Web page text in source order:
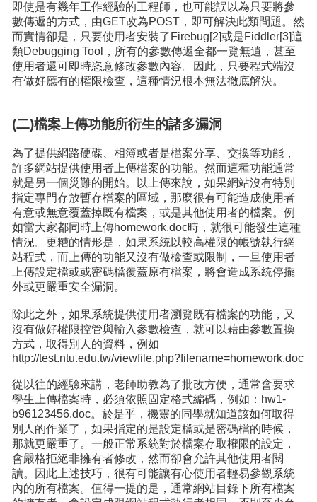
即使是有幾年工作經驗的工程師，也可能誤以為只要將參
數傳遞的方式，由GET改為POST，即可解決此類問題。然
而實情卻是，只要使用者安裝了Firebug[2]或是Fiddler[3]這
類Debugging Tool，所有的參數傳遞全都一覽無遺，甚至
使用者還可即時恣意修改參數內容。因此，只要程式端沒
有做好應有的權限檢查，這種情況根本無法徹底解決。
(二)檔案上傳功能所衍生的諸多漏洞
為了提供網路硬碟、相簿或者是檔案分享、交換等功能，
許多網站提供使用者上傳檔案的功能。然而這種功能通常
就是另一個災難的開始。以上傳來說，如果網站沒有特別
指定專門存放暫存檔案的區域，那麼很有可能造成使用者
有意或無意覆蓋掉既有檔案，或是其他使用者的檔案。例
如當大家都同時上傳homework.doc時，就很可能發生這種
情況。更糟的情形是，如果系統以較高權限的帳號執行網
站程式，而上傳的功能又沒有做檢查或限制，一旦使用者
上傳設定檔或或密碼檔覆蓋原有檔案，將會造成系統停擺
外或更嚴重安全漏洞。
除此之外，如果系統提供使用者瀏覽既有檔案的功能，又
沒有做好權限控管與輸入參數檢查，就可以藉由參數置換
方式，取得別人的資料，例如
http://test.ntu.edu.tw/viewfile.php?filename=homework.doc
從以往的經驗來講，老師助教為了批改方便，通常會要求
學生上傳檔案時，必須依照固定格式編碼，例如：hw1-
b96123456.doc。於是乎，機靈的同學就知道該如何取得
別人的作業了，如果指定的是設定檔或是密碼檔的時候，
那就更嚴重了。一般正常系統對於檔案存取權限的設定，
會嚴格拒絕非擁有者修改，然而卻會允許其他使用者閱
讀。因此上述技巧，很有可能讓有心使用者輕易參觀系統
內的所有檔案。值得一提的是，通常網站目錄下所有檔案